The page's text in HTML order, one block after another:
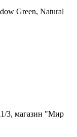
Green, Natural
3, магазин "Мир